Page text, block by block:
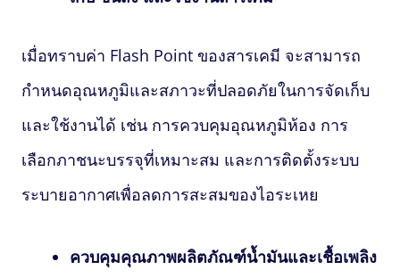
เมื่อทราบค่า Flash Point ของสารเคมี จะสามารถ
กำหนดอุณหภูมิและสภาวะที่ปลอดภัยในการจัดเก็บ
และใช้งานได้ เช่น การควบคุมอุณหภูมิห้อง การ
เลือกภาชนะบรรจุที่เหมาะสม และการติดตั้งระบบ
ระบายอากาศเพื่อลดการสะสมของไอระเหย
ควบคุมคุณภาพผลิตภัณฑ์น้ำมันและเชื้อเพลิง